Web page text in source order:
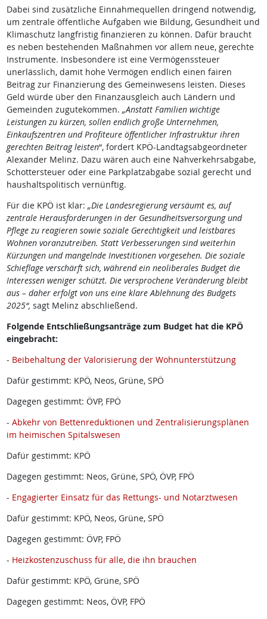
Dabei sind zusätzliche Einnahmequellen dringend notwendig,
um zentrale öffentliche Aufgaben wie Bildung, Gesundheit und
Klimaschutz langfristig finanzieren zu können. Dafür braucht
es neben bestehenden Maßnahmen vor allem neue, gerechte
Instrumente. Insbesondere ist eine Vermögenssteuer
unerlässlich, damit hohe Vermögen endlich einen fairen
Beitrag zur Finanzierung des Gemeinwesens leisten. Dieses
Geld würde über den Finanzausgleich auch Ländern und
Gemeinden zugutekommen. „Anstatt Familien wichtige
Leistungen zu kürzen, sollen endlich große Unternehmen,
Einkaufszentren und Profiteure öffentlicher Infrastruktur ihren
gerechten Beitrag leisten“, fordert KPÖ-Landtagsabgeordneter
Alexander Melinz. Dazu wären auch eine Nahverkehrsabgabe,
Schottersteuer oder eine Parkplatzabgabe sozial gerecht und
haushaltspolitisch vernünftig.
Für die KPÖ ist klar: „Die Landesregierung versäumt es, auf
zentrale Herausforderungen in der Gesundheitsversorgung und
Pflege zu reagieren sowie soziale Gerechtigkeit und leistbares
Wohnen voranzutreiben. Statt Verbesserungen sind weiterhin
Kürzungen und mangelnde Investitionen vorgesehen. Die soziale
Schieflage verschärft sich, während ein neoliberales Budget die
Interessen weniger schützt. Die versprochene Veränderung bleibt
aus – daher erfolgt von uns eine klare Ablehnung des Budgets
2025“, sagt Melinz abschließend.
Folgende Entschließungsanträge zum Budget hat die KPÖ
eingebracht:
- Beibehaltung der Valorisierung der Wohnunterstützung
Dafür gestimmt: KPÖ, Neos, Grüne, SPÖ
Dagegen gestimmt: ÖVP, FPÖ
- Abkehr von Bettenreduktionen und Zentralisierungsplänen
im heimischen Spitalswesen
Dafür gestimmt: KPÖ
Dagegen gestimmt: Neos, Grüne, SPÖ, ÖVP, FPÖ
- Engagierter Einsatz für das Rettungs- und Notarztwesen
Dafür gestimmt: KPÖ, Neos, Grüne, SPÖ
Dagegen gestimmt: ÖVP, FPÖ
- Heizkostenzuschuss für alle, die ihn brauchen
Dafür gestimmt: KPÖ, Grüne, SPÖ
Dagegen gestimmt: Neos, ÖVP, FPÖ